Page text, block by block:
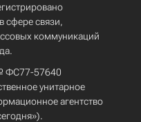
сфере связи,
коммуникаций
ФС77-57640
унитарное
агентство